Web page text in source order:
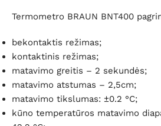
Termometro BRAUN BNT400
bekontaktis režimas;
kontaktinis režimas;
matavimo greitis – 2 sekundės;
matavimo atstumas – 2,5cm;
matavimo tikslumas: ±0.2 °C;
kūno temperatūros matavimo